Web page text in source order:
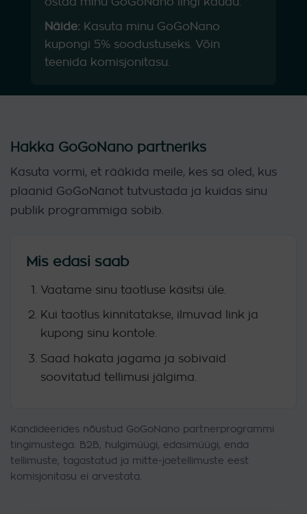
Näide: Kasuta minu GoGoNano
kupongi 5% soodustuseks. Võin
teenida komisjonitasu.
Hakka GoGoNano partneriks
Kasuta vormi, et rääkida meile, kes sa oled, kus
plaanid GoGoNanot tutvustada ja kuidas sinu
publik programmiga sobib.
Mis edasi saab
Vaatame sinu taotluse käsitsi üle.
Kui taotlus kinnitatakse, ilmuvad link ja
kupong sinu kontole.
Saad hakata jagama ja sobivaid
soovitatud tellimusi jälgima.
Kandideerides nõustud GoGoNano partnerprogrammi
tingimustega. B2B, hulgimüügi, edasimüügi, enda
tellimuste, tagastatud ja mitte-jaetellimuste eest
komisjonitasu ei arvestata.